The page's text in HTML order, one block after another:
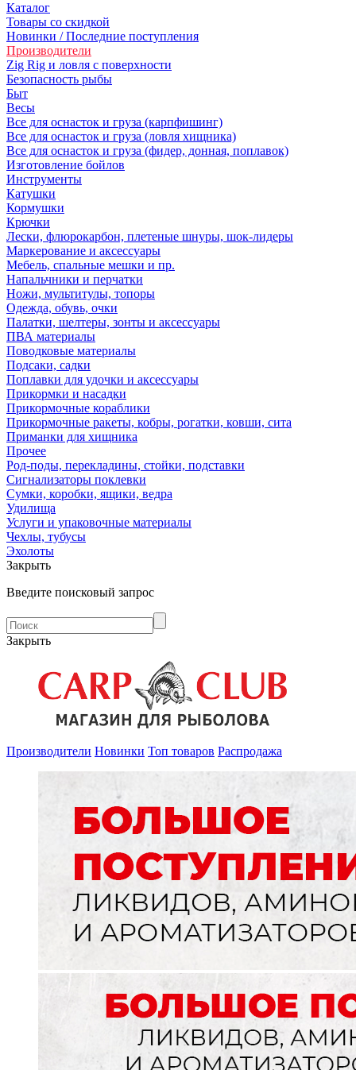
Каталог
Товары со скидкой
Новинки / Последние поступления
Производители
Zig Rig и ловля с поверхности
Безoпасность рыбы
Быт
Весы
Все для оснасток и груза (карпфишинг)
Все для оснасток и груза (ловля хищника)
Все для оснасток и груза (фидер, донная, поплавок)
Изготовление бойлов
Инструменты
Катушки
Кормушки
Крючки
Лески, флюрокарбон, плетеные шнуры, шок-лидеры
Маркерование и аксессуары
Мебель, спальные мешки и пр.
Напальчники и перчатки
Ножи, мультитулы, топоры
Одежда, обувь, очки
Палатки, шелтеры, зонты и аксессуары
ПВА материалы
Поводковые материалы
Подсаки, садки
Поплавки для удочки и аксессуары
Прикормки и насадки
Прикормочные кораблики
Прикормочные ракеты, кобры, рогатки, ковши, сита
Приманки для хищника
Прочее
Род-поды, перекладины, стойки, подставки
Сигнализаторы поклевки
Сумки, коробки, ящики, ведра
Удилища
Услуги и упаковочные материалы
Чехлы, тубусы
Эхолоты
Закрыть
Введите поисковый запрос
Закрыть
Производители Новинки Топ товаров Распродажа